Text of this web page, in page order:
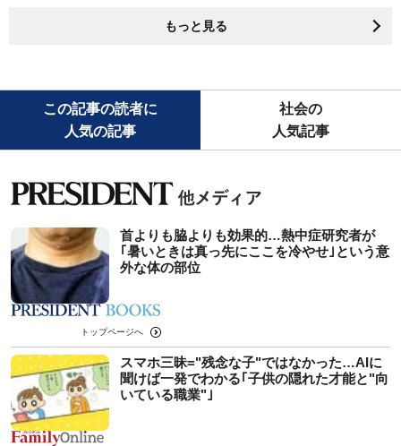
もっと見る
この記事の読者に
人気の記事
社会の
人気記事
首よりも脇よりも効果的…熱中症研究者が
｢暑いときは真っ先にここを冷やせ｣という意
外な体の部位
トップページへ
スマホ三昧="残念な子"ではなかった…AIに
聞けば一発でわかる｢子供の隠れた才能と"向
いている職業"｣